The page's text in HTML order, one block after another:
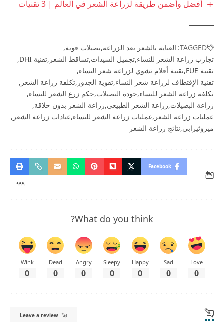
أفضل وأضمن طريقة لزراعة الشعر في العالم | 3 تقنيات
TAGGED: العناية بالشعر بعد الزراعة بصيلات قوية
تجارب زراعة الشعر للنساء تجميل السيدات تساقط الشعر تقنية DHI
تقنية FUE
تقنية أقلام تشوي لزراعة شعر النساء
تقنية الإقتطاف لزراعة شعر النساء تقوية الجذور تكلفة زراعة الشعر
تكلفة زراعة الشعر للنساء جودة البصيلات حكم زرع الشعر للنساء
زراعة البصيلات زراعة الشعر الطبيعي زراعة الشعر بدون حلاقة
عمليات زراعة الشعر عمليات زراعة الشعر للنساء عيادات زراعة الشعر
ميزوثيرابي نتائج زراعة الشعر
Facebook
What do you think?
Love
0
Sad
0
Happy
0
Sleepy
0
Angry
0
Dead
0
Wink
0
Leave a review